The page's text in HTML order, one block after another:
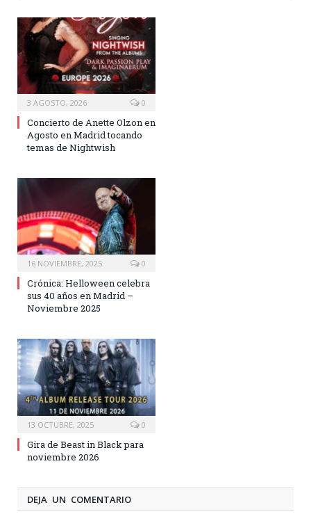
3 AGOSTO, 2026 0
Concierto de Anette Olzon en
Agosto en Madrid tocando
temas de Nightwish
16 NOVIEMBRE, 2025 0
Crónica: Helloween celebra
sus 40 años en Madrid –
Noviembre 2025
13 OCTUBRE, 2025 0
Gira de Beast in Black para
noviembre 2026
DEJA UN COMENTARIO